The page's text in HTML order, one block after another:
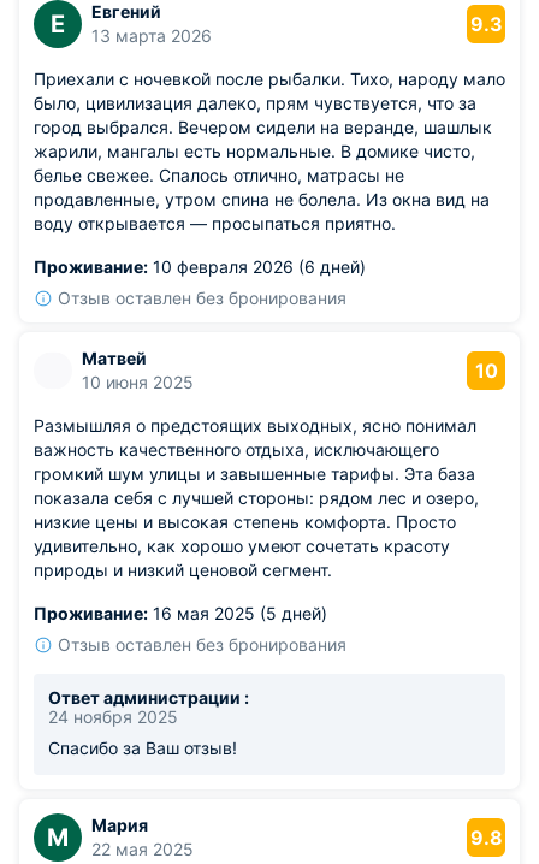
Е
Евгений
13 марта 2026
9.3
Приехали с ночевкой после рыбалки. Тихо, народу мало
было, цивилизация далеко, прям чувствуется, что за
город выбрался. Вечером сидели на веранде, шашлык
жарили, мангалы есть нормальные. В домике чисто,
белье свежее. Спалось отлично, матрасы не
продавленные, утром спина не болела. Из окна вид на
воду открывается — просыпаться приятно.
Проживание: 10 февраля 2026 (6 дней)
Отзыв оставлен без бронирования
Матвей
10 июня 2025
10
Размышляя о предстоящих выходных, ясно понимал
важность качественного отдыха, исключающего
громкий шум улицы и завышенные тарифы. Эта база
показала себя с лучшей стороны: рядом лес и озеро,
низкие цены и высокая степень комфорта. Просто
удивительно, как хорошо умеют сочетать красоту
природы и низкий ценовой сегмент.
Проживание: 16 мая 2025 (5 дней)
Отзыв оставлен без бронирования
Ответ администрации :
24 ноября 2025
Спасибо за Ваш отзыв!
М
Мария
22 мая 2025
9.8